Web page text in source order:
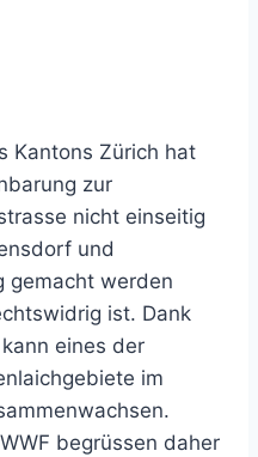
Kantons Zürich hat
zur
nicht einseitig
und
gemacht werden
ist. Dank
eines der
im
begrüssen daher